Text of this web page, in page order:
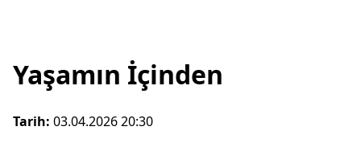
Yaşamın İçinden
Tarih: 03.04.2026 20:30